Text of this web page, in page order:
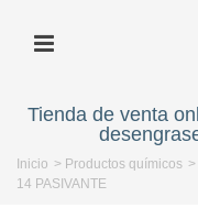
Tienda de venta
Inicio > Productos químicos >
14 PASIVANTE